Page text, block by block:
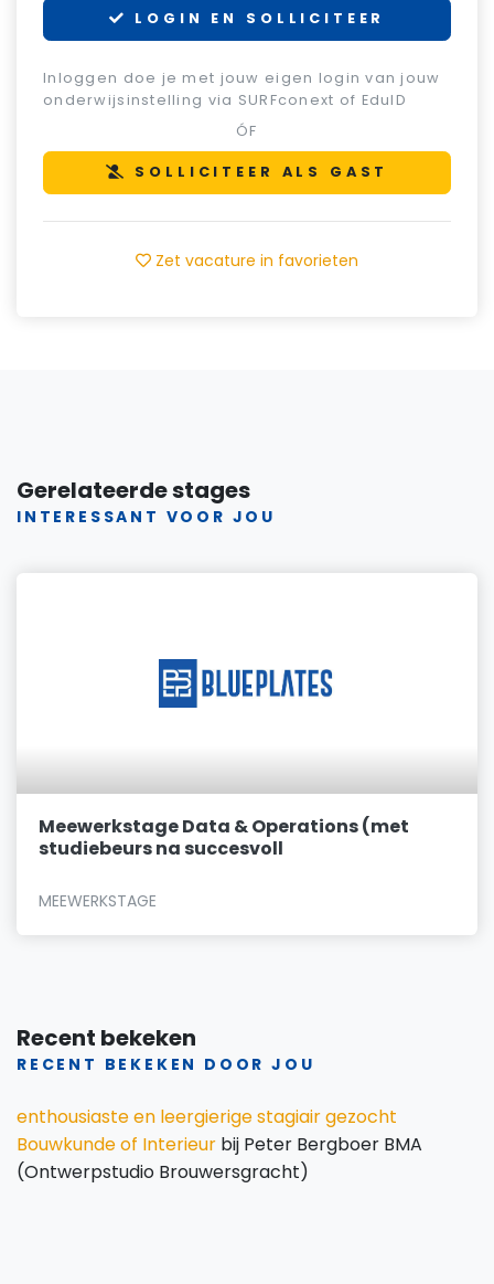
LOGIN EN SOLLICITEER
Inloggen doe je met jouw eigen login van jouw
onderwijsinstelling via SURFconext of EduID
ÓF
SOLLICITEER ALS GAST
Zet vacature in favorieten
Gerelateerde stages
INTERESSANT VOOR JOU
Meewerkstage Data & Operations (met
studiebeurs na succesvoll
MEEWERKSTAGE
Recent bekeken
RECENT BEKEKEN DOOR JOU
enthousiaste en leergierige stagiair gezocht
Bouwkunde of Interieur bij Peter Bergboer BMA
(Ontwerpstudio Brouwersgracht)